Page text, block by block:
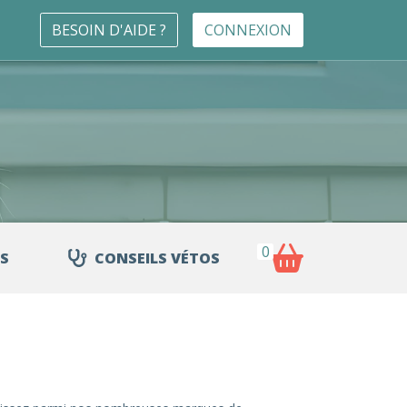
BESOIN D'AIDE ? CONNEXION
CONSEILS VÉTOS 0